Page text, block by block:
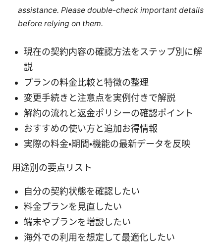
assistance. Please double-check important details
before relying on them.
現在の契約内容の確認方法をステップ別に解
説
プランの料金比較と特徴の整理
変更手続きと注意点を実例付きで解説
解約の流れと返金ポリシーの確認ポイント
おすすめの使い方と追加お得情報
実際の料金・期間・機能の最新データを反映
用途別の要点リスト
自分の契約状態を確認したい
料金プランを見直したい
端末やプランを増設したい
海外での利用を想定して最適化したい